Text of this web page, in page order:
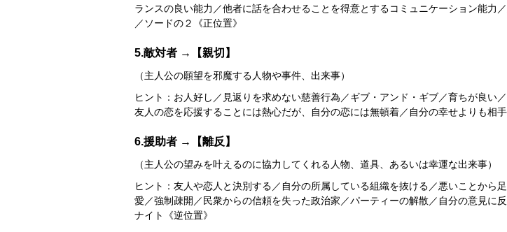
ランスの良い能力／他者に話を合わせることを得意とするコミュニケーション能力
／ソードの２《正位置》
5.敵対者 →【親切】
（主人公の願望を邪魔する人物や事件、出来事）
ヒント：お人好し／見返りを求めない慈善行為／ギブ・アンド・ギブ／育ちが良い
友人の恋を応援することには熱心だが、自分の恋には無頓着／自分の幸せよりも相
6.援助者 →【離反】
（主人公の望みを叶えるのに協力してくれる人物、道具、あるいは幸運な出来事）
ヒント：友人や恋人と決別する／自分の所属している組織を抜ける／悪いことから
愛／強制疎開／民衆からの信頼を失った政治家／パーティーの解散／自分の意見に
ナイト《逆位置》